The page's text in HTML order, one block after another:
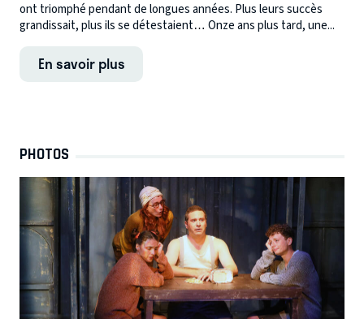
ont triomphé pendant de longues années. Plus leurs succès
grandissait, plus ils se détestaient… Onze ans plus tard, une...
En savoir plus
PHOTOS